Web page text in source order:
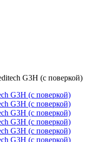
G3H (с поверкой)